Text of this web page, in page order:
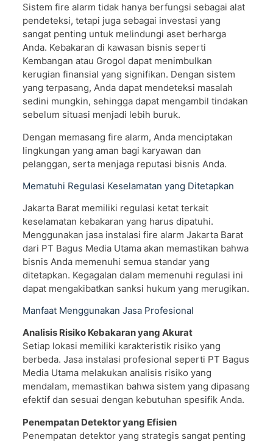
Sistem fire alarm tidak hanya berfungsi sebagai alat
pendeteksi, tetapi juga sebagai investasi yang
sangat penting untuk melindungi aset berharga
Anda. Kebakaran di kawasan bisnis seperti
Kembangan atau Grogol dapat menimbulkan
kerugian finansial yang signifikan. Dengan sistem
yang terpasang, Anda dapat mendeteksi masalah
sedini mungkin, sehingga dapat mengambil tindakan
sebelum situasi menjadi lebih buruk.
Dengan memasang fire alarm, Anda menciptakan
lingkungan yang aman bagi karyawan dan
pelanggan, serta menjaga reputasi bisnis Anda.
Mematuhi Regulasi Keselamatan yang Ditetapkan
Jakarta Barat memiliki regulasi ketat terkait
keselamatan kebakaran yang harus dipatuhi.
Menggunakan jasa instalasi fire alarm Jakarta Barat
dari PT Bagus Media Utama akan memastikan bahwa
bisnis Anda memenuhi semua standar yang
ditetapkan. Kegagalan dalam memenuhi regulasi ini
dapat mengakibatkan sanksi hukum yang merugikan.
Manfaat Menggunakan Jasa Profesional
Analisis Risiko Kebakaran yang Akurat
Setiap lokasi memiliki karakteristik risiko yang
berbeda. Jasa instalasi profesional seperti PT Bagus
Media Utama melakukan analisis risiko yang
mendalam, memastikan bahwa sistem yang dipasang
efektif dan sesuai dengan kebutuhan spesifik Anda.
Penempatan Detektor yang Efisien
Penempatan detektor yang strategis sangat penting